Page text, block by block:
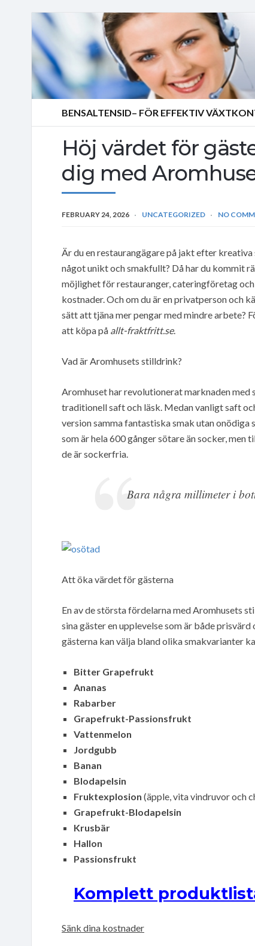
BENSALTENSID– FÖR EFFEKTIV
Höj värdet för
dig med
FEBRUARY 24, 2026 UNCATEGORIZED NO
Är du en restaurangägare på jakt efter
något unikt och smakfullt? Då har du kommit
möjlighet för restauranger, cateringföretag
kostnader. Och om du är en privatperson och
sätt att tjäna mer pengar med mindre arbete?
att köpa på allt-fraktfritt.se.
Vad är Aromhusets stilldrink?
Aromhuset har revolutionerat marknaden
traditionell saft och läsk. Medan vanligt saft
version samma fantastiska smak utan
som är hela 600 gånger sötare än socker,
de är sockerfria.
Bara några millimeter i
Att öka värdet för gästerna
En av de största fördelarna med Aromhusets
sina gäster en upplevelse som är både
gästerna kan välja bland olika smakvarianter
Bitter Grapefrukt
Ananas
Rabarber
Grapefrukt-Passionsfrukt
Vattenmelon
Jordgubb
Banan
Blodapelsin
Fruktexplosion (äpple, vita vindruvor och
Grapefrukt-Blodapelsin
Krusbär
Hallon
Passionsfrukt
Komplett
Sänk dina kostnader